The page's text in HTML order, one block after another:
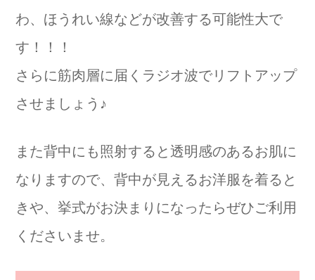
わ、ほうれい線などが改善する可能性大で
す！！！
さらに筋肉層に届くラジオ波でリフトアップ
させましょう♪
また背中にも照射すると透明感のあるお肌に
なりますので、背中が見えるお洋服を着ると
きや、挙式がお決まりになったらぜひご利用
くださいませ。